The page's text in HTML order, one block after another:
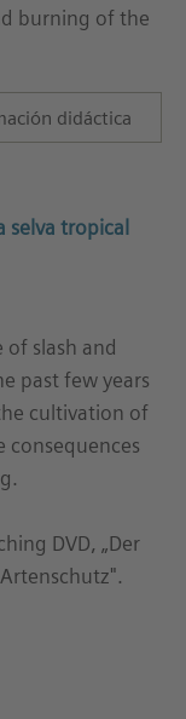
burning of the
didáctica
selva tropical
slash and
past few years
cultivation of
consequences
DVD, „Der